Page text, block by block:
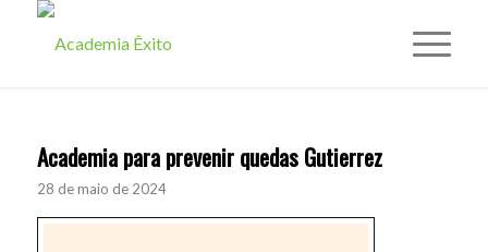
Academia para prevenir quedas Gutierrez
28 de maio de 2024